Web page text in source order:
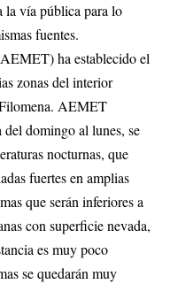
la vía pública para lo
fuentes.
ha establecido el
zonas del interior
AEMET
domingo al lunes, se
nocturnas, que
fuertes en amplias
que serán inferiores a
con superficie nevada,
es muy poco
se quedarán muy